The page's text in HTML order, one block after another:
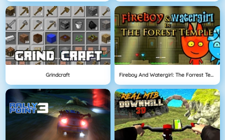
Grindcraft Fireboy And Watergirl: The Forrest Temple